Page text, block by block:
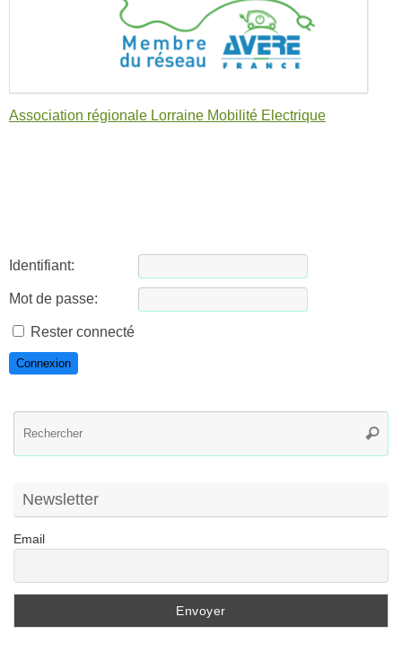
Association régionale Lorraine Mobilité Electrique
Identifiant:
Mot de passe:
Rester connecté
Connexion
Newsletter
Email